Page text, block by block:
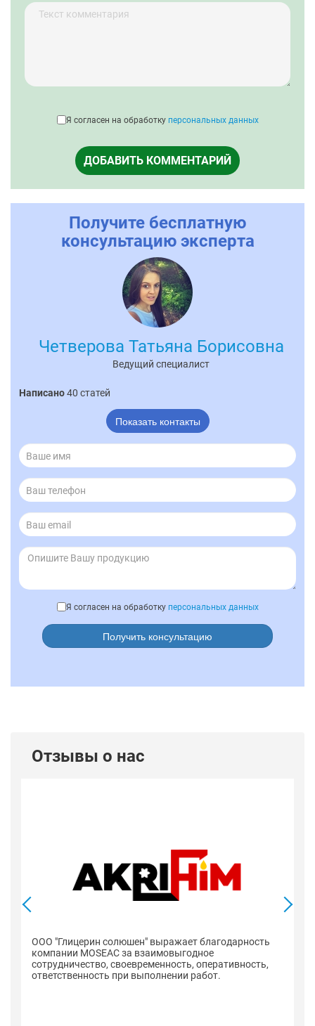
Я согласен на обработку персональных данных
ДОБАВИТЬ КОММЕНТАРИЙ
Получите бесплатную
консультацию эксперта
Четверова Татьяна Борисовна
Ведущий специалист
Написано40 статей
Показать контакты
Я согласен на обработку персональных данных
Получить консультацию
Отзывы о нас
ООО "Глицерин солюшен" выражает благодарность
компании MOSEAC за взаимовыгодное
сотрудничество, своевременность, оперативность,
ответственность при выполнении работ.